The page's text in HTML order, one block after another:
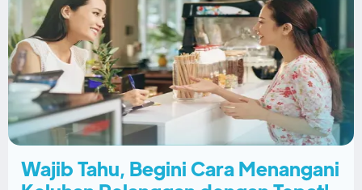
Wajib Tahu, Begini Cara Menangani